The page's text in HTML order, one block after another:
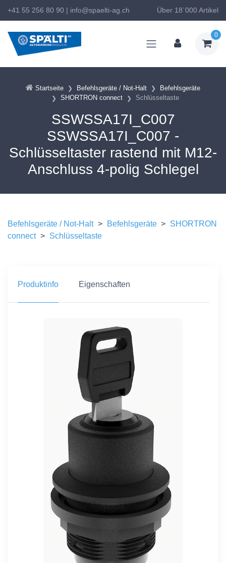
+41 55 256 80 90 | info@spaelti-ag.ch Über 18`000 Artikel
0
Startseite Befehlsgeräte / Not-Halt
Befehlsgeräte
SHORTRON connect
Schlüsseltaste
SSWSSA17I_C007
SSWSSA17I_C007 -
Schlüsseltaster rastend mit M12-
Anschluss 4-polig Schlegel
Befehlsgeräte / Not-Halt > Befehlsgeräte > SHORTRON
connect > Schlüsseltaste
Produktinfo Eigenschaften